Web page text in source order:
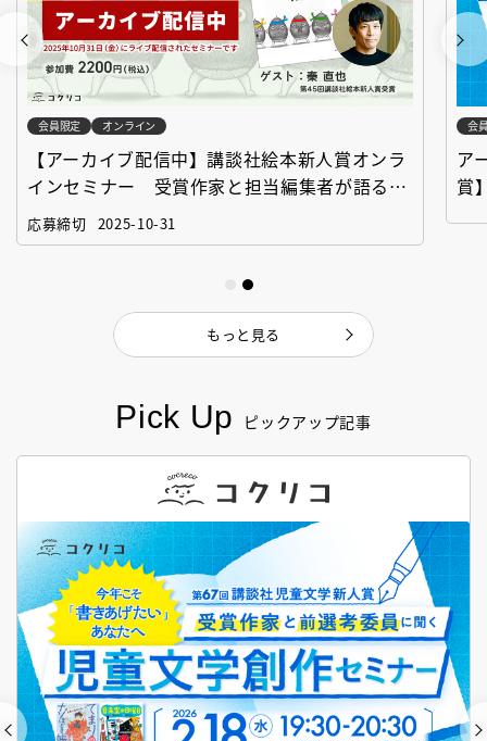
Pick Up ピックアップ記事
会員限定 オンライン
【アーカイブ配信中】講談社絵本新人賞オンラ
インセミナー 受賞作家と担当編集者が語る
「絵本創作実践講座」
応募締切 2025-10-31
会
ア
賞
もっと見る